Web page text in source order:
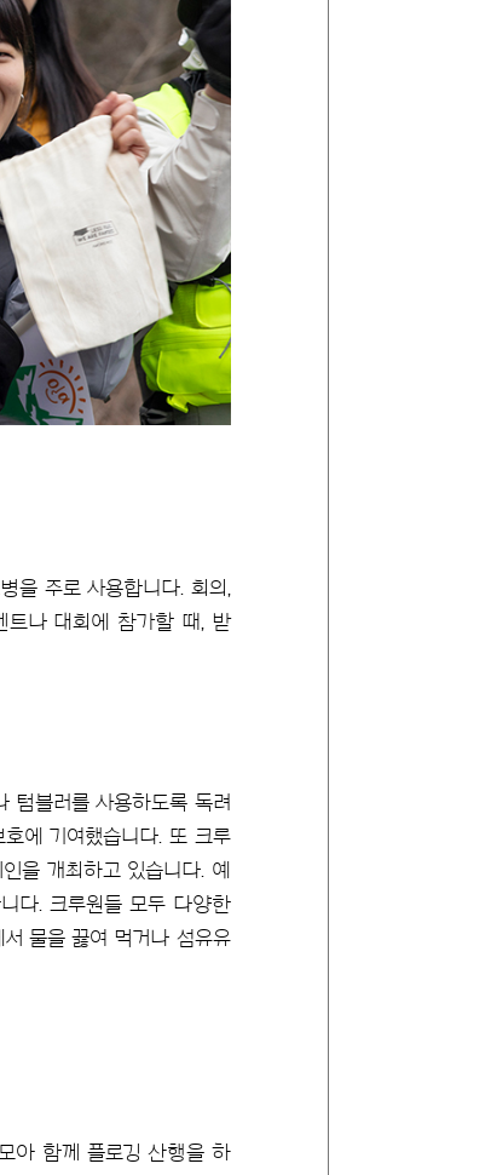
을 주로 사용합니다. 회의,
트나 대회에 참가할 때, 받
텀블러를 사용하도록 독려
에 기여했습니다. 또 크루
을 개최하고 있습니다. 예
다. 크루원들 모두 다양한
물을 끓여 먹거나 섬유유
아 함께 플로깅 산행을 하